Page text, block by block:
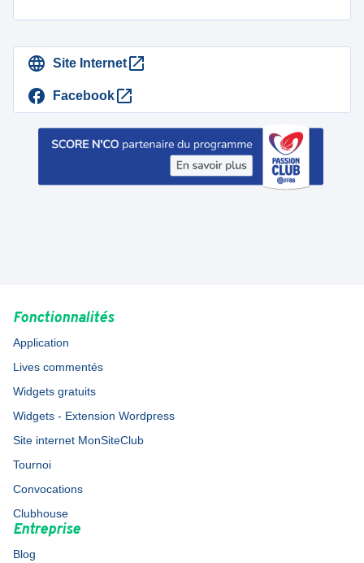
Site Internet
Facebook
Fonctionnalités
Application
Lives commentés
Widgets gratuits
Widgets - Extension Wordpress
Site internet MonSiteClub
Tournoi
Convocations
Clubhouse
Entreprise
Blog